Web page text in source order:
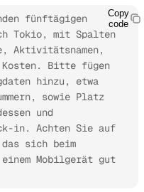
fünftägigen
Tokio, mit Spalten
Aktivitätsnamen,
Kosten. Bitte fügen
hinzu, etwa
sowie Platz
und
in. Achten Sie auf
sich beim
Mobilgerät gut
Copy
code